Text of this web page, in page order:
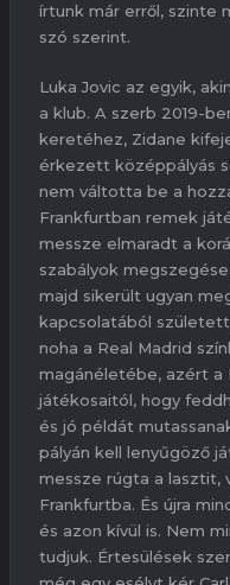
írtunk már erről, szinte
szó szerint.
Luka Jovic az egyik,
a klub. A szerb 2019-
keretéhez, Zidane
érkezett középpályás
nem váltotta be a
Frankfurtban remek
messze elmaradt a
szabályok
majd sikerült ugyan
kapcsolatából
noha a Real Madrid
magánéletébe, azért a
játékosaitól, hogy
és jó példát
pályán kell lenyűgöző
messze rúgta a lasztit,
Frankfurtba. És újra
és azon kívül is. Nem
tudjuk. Értesülések